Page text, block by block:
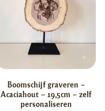
Boomschijf graveren –
Acaciahout – 19,5cm – zelf
personaliseren